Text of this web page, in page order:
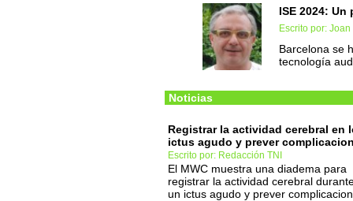
ISE 2024:
Escrito por:
Barcelona se
tecnología
Noticias
Registrar la actividad cerebral en
ictus agudo y prever
Escrito por: Redacción TNI
El MWC muestra una diadema para
registrar la actividad cerebral
un ictus agudo y prever